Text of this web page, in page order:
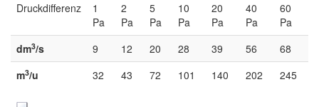
Druckdifferenz
1
Pa
2
Pa
5
Pa
10
Pa
20
Pa
40
Pa
60
Pa
dm3/s 9 12 20 28 39 56
68
m3/u 32 43 72 101 140 202 245